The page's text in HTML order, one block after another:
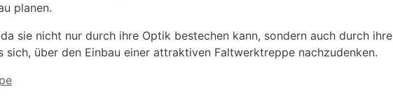
planen.
sie nicht nur durch ihre Optik bestechen kann, sondern auch durch ihre
über den Einbau einer attraktiven Faltwerktreppe nachzudenken.